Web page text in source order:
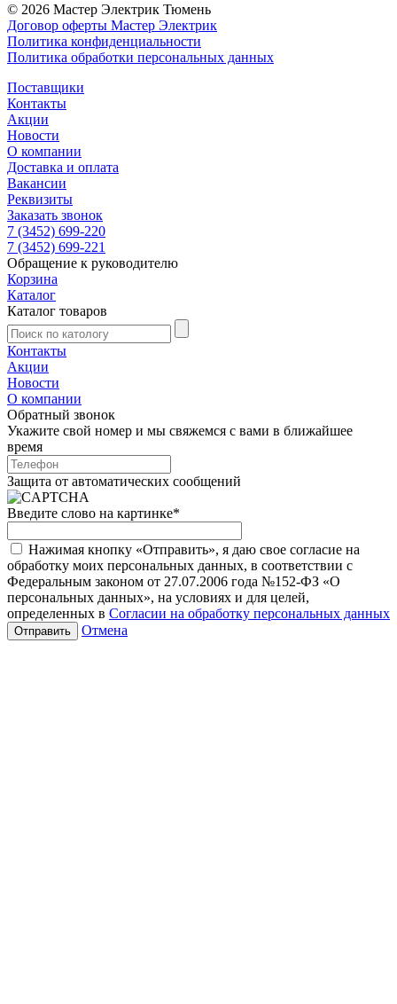
© 2026 Мастер Электрик Тюмень
Договор оферты Мастер Электрик
Политика конфиденциальности
Политика обработки персональных данных
Поставщики
Контакты
Акции
Новости
О компании
Доставка и оплата
Вакансии
Реквизиты
Заказать звонок
7 (3452) 699-220
7 (3452) 699-221
Обращение к руководителю
Корзина
Каталог
Каталог товаров
Контакты
Акции
Новости
О компании
Обратный звонок
Укажите свой номер и мы свяжемся с вами в ближайшее
время
Защита от автоматических сообщений
Введите слово на картинке*
Нажимая кнопку «Отправить», я даю свое согласие на
обработку моих персональных данных, в соответствии с
Федеральным законом от 27.07.2006 года №152-ФЗ «О
персональных данных», на условиях и для целей,
определенных в Согласии на обработку персональных данных
Отмена